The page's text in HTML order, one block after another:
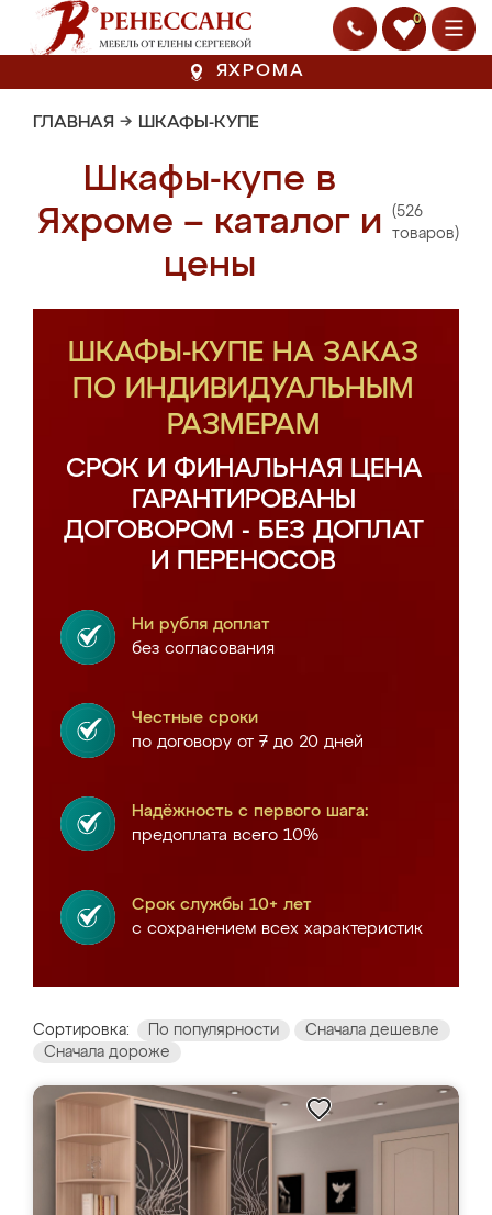
0
ЯХРОМА
ГЛАВНАЯ → ШКАФЫ-КУПЕ
Шкафы-купе в
Яхроме – каталог и
цены
(526
товаров)
ШКАФЫ-КУПЕ НА ЗАКАЗ
ПО ИНДИВИДУАЛЬНЫМ
РАЗМЕРАМ
СРОК И ФИНАЛЬНАЯ ЦЕНА
ГАРАНТИРОВАНЫ
ДОГОВОРОМ - БЕЗ ДОПЛАТ
И ПЕРЕНОСОВ
Ни рубля доплат
без согласования
Честные сроки
по договору от 7 до 20 дней
Надёжность с первого шага:
предоплата всего 10%
Срок службы 10+ лет
с сохранением всех характеристик
Сортировка: По популярности
Сначала дешевле
Сначала дороже